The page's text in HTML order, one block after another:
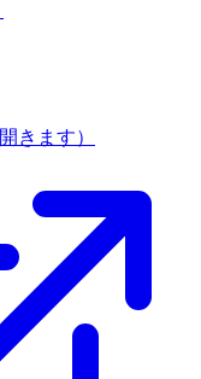
きます）